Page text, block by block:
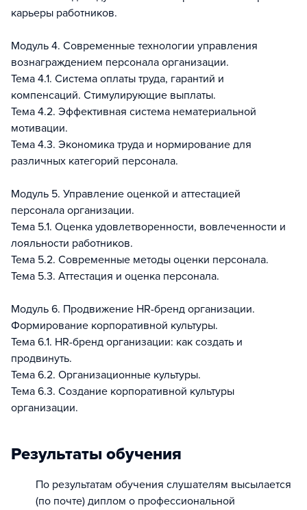
карьеры работников.
Модуль 4. Современные технологии управления
вознаграждением персонала организации.
Тема 4.1. Система оплаты труда, гарантий и
компенсаций. Стимулирующие выплаты.
Тема 4.2. Эффективная система нематериальной
мотивации.
Тема 4.3. Экономика труда и нормирование для
различных категорий персонала.
Модуль 5. Управление оценкой и аттестацией
персонала организации.
Тема 5.1. Оценка удовлетворенности, вовлеченности и
лояльности работников.
Тема 5.2. Современные методы оценки персонала.
Тема 5.3. Аттестация и оценка персонала.
Модуль 6. Продвижение HR-бренд организации.
Формирование корпоративной культуры.
Тема 6.1. НR-бренд организации: как создать и
продвинуть.
Тема 6.2. Организационные культуры.
Тема 6.3. Создание корпоративной культуры
организации.
Результаты обучения
По результатам обучения слушателям высылается
(по почте) диплом о профессиональной